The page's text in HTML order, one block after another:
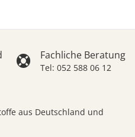
Fachliche Beratung
Tel: 052 588 06 12
aus Deutschland und